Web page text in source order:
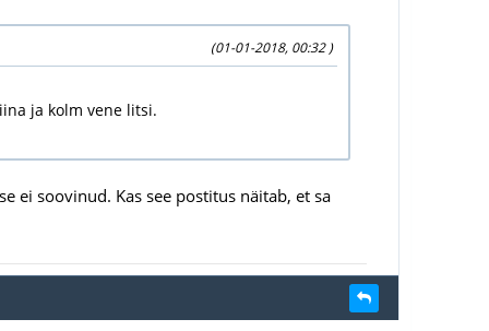
(01-01-2018, 00:32 )
ja kolm vene litsi.
ei soovinud. Kas see postitus näitab, et sa